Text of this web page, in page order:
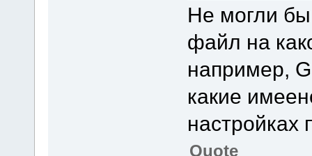
Не могли
файл на
например,
какие
настройках
Quote